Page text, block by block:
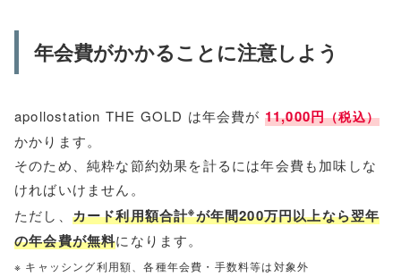
年会費がかかることに注意しよう
apollostation THE GOLD は年会費が 11,000円（税込）
かかります。
そのため、純粋な節約効果を計るには年会費も加味しな
ければいけません。
ただし、 カード利用額合計※が年間200万円以上なら翌年
の年会費が無料になります。
※ キャッシング利用額、各種年会費・手数料等は対象外